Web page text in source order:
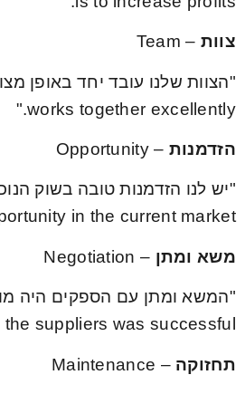
צוות – Team
works together excellently."
הזדמנות – Opportunity
in the current market."
משא ומתן – Negotiation
suppliers was successful."
תחזוקה – Maintenance